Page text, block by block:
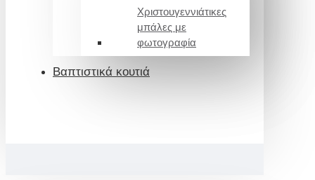
Χριστουγεννιάτικες
μπάλες με
φωτογραφία
Βαπτιστικά κουτιά